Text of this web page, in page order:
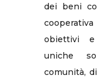
dei beni
obiettivi e
uniche
comunità,